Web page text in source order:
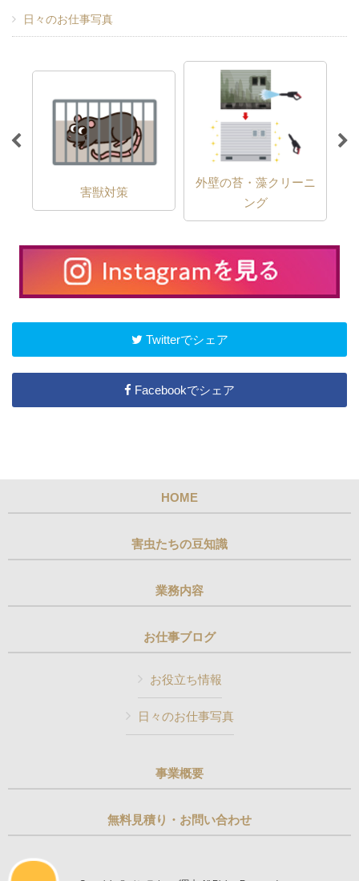
日々のお仕事写真
害獣対策
外壁の苔・藻クリーニ
ング
Twitterでシェア
Facebookでシェア
HOME
害虫たちの豆知識
業務内容
お仕事ブログ
お役立ち情報
日々のお仕事写真
事業概要
無料見積り・お問い合わせ